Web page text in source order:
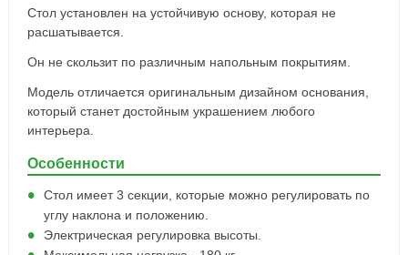
Стол установлен на устойчивую основу, которая не
расшатывается.
Он не скользит по различным напольным покрытиям.
Модель отличается оригинальным дизайном основания,
который станет достойным украшением любого
интерьера.
Особенности
Стол имеет 3 секции, которые можно регулировать по
углу наклона и положению.
Электрическая регулировка высоты.